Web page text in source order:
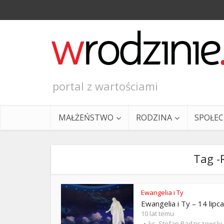
portal z wartościami
MAŁŻEŃSTWO RODZINA
Tag -
Ewangelia i Ty
Ewangelia i Ty – 14 lipca
10 lat temu